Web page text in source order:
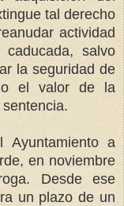
tal derecho
actividad
salvo
la seguridad de
el valor de la
Ayuntamiento a
en noviembre
Desde ese
un plazo de un